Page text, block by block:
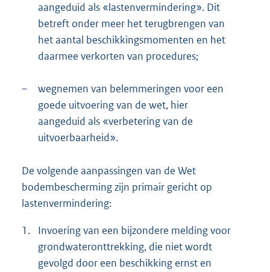
aangeduid als «lastenvermindering». Dit
betreft onder meer het terugbrengen van
het aantal beschikkingsmomenten en het
daarmee verkorten van procedures;
–
wegnemen van belemmeringen voor een
goede uitvoering van de wet, hier
aangeduid als «verbetering van de
uitvoerbaarheid».
De volgende aanpassingen van de Wet
bodembescherming zijn primair gericht op
lastenvermindering:
1.
Invoering van een bijzondere melding voor
grondwateronttrekking, die niet wordt
gevolgd door een beschikking ernst en